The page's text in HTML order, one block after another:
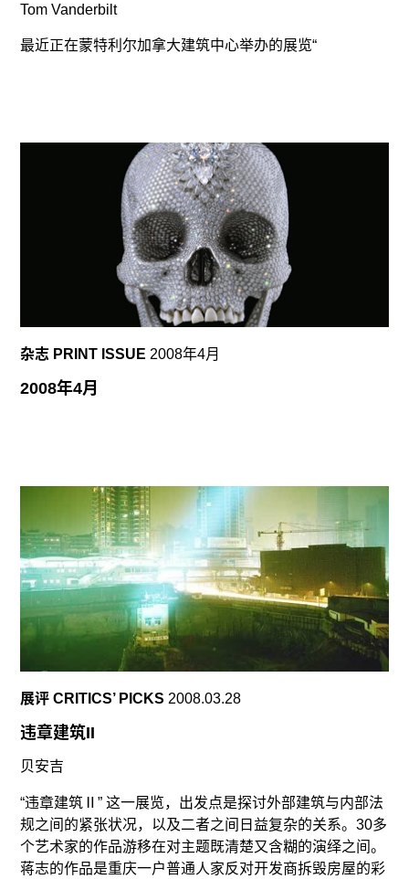
Tom Vanderbilt
最近正在蒙特利尔加拿大建筑中心举办的展览“
杂志 PRINT ISSUE 2008年4月
2008年4月
展评 CRITICS’ PICKS 2008.03.28
违章建筑II
贝安吉
“违章建筑Ⅱ” 这一展览，出发点是探讨外部建筑与内部法
规之间的紧张状况，以及二者之间日益复杂的关系。30多
个艺术家的作品游移在对主题既清楚又含糊的演绎之间。
蒋志的作品是重庆一户普通人家反对开发商拆毁房屋的彩